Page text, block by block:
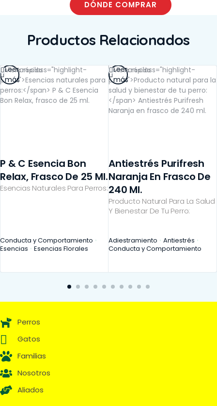
DÓNDE COMPRAR
Productos Relacionados
Vista rápida
Esencias Naturales Para Perros:
P & C Esencia Bon
Relax, Frasco De 25 Ml.
Conducta y Comportamiento
Esencias
Esencias Florales
Leer
más
Vista rápida
Producto Natural Para La Salud
Y Bienestar De Tu Perro:
Antiestrés Purifresh
Naranja En Frasco De
240 Ml.
Adiestramiento
Antiestrés
Conducta y Comportamiento
Leer
más
Perros
Gatos
Familias
Nosotros
Aliados